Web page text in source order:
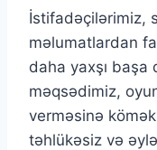
İstifadəçilərimiz,
məlumatlardan
daha yaxşı başa
məqsədimiz,
verməsinə
təhlükəsiz və